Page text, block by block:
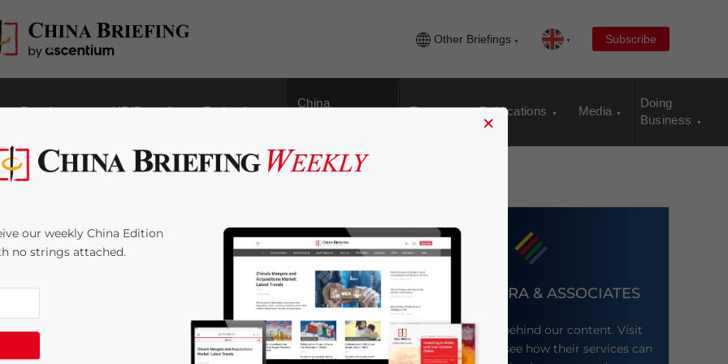
Other Briefings Subscribe
Regulatory HR/Payroll Technology
China
Events Publications Media
Doing
Business
China – wie man
berechnet.
DEZAN SHIRA & ASSOCIATES
Meet the firm behind our content. Visit
their website to see how their services can
×
our weekly China Edition
no strings attached.